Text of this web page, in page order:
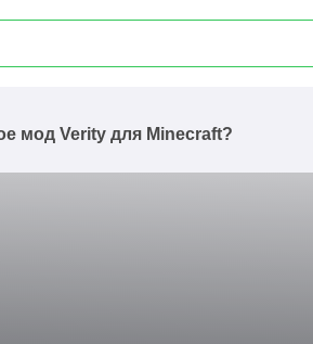
мод Verity для Minecraft?